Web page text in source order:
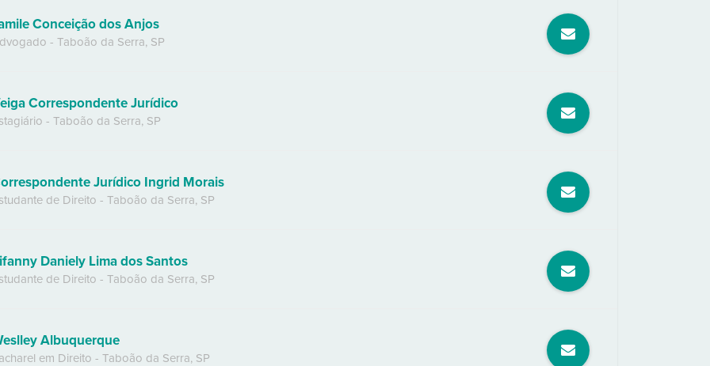
Conceição dos Anjos
- Taboão da Serra, SP
Correspondente Jurídico
- Taboão da Serra, SP
Jurídico Ingrid Morais
de Direito - Taboão da Serra, SP
Daniely Lima dos Santos
de Direito - Taboão da Serra, SP
Albuquerque
em Direito - Taboão da Serra, SP